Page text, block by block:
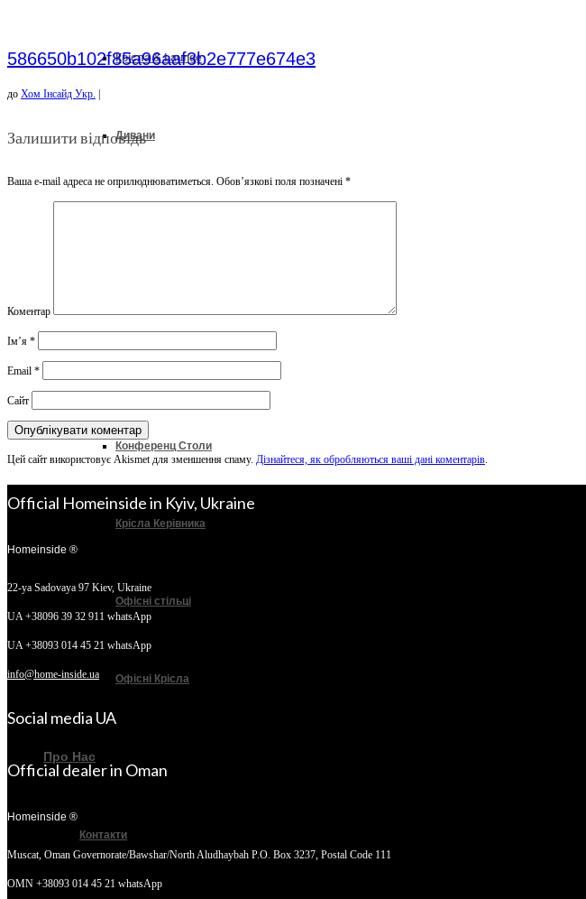
Крісла & Launge
Дивани
Конференц Столи
Крісла Керівника
Офісні стільці
Офісні Крісла
Про Нас
Контакти
586650b102f85a96aaf3b2e777e674e3
до Хом Інсайд Укр.
Залишити відповідь
Ваша e-mail адреса не оприлюднюватиметься. Обов’язкові поля позначені *
Коментар
Ім’я *
Email *
Сайт
Цей сайт використовує Akismet для зменшення спаму. Дізнайтеся, як обробляються ваші дані коментарів.
Official Homeinside in Kyiv, Ukraine
Homeinside ®
22-ya Sadovaya 97 Kiev, Ukraine
UA +38096 39 32 911 whatsApp
UA +38093 014 45 21 whatsApp
info@home-inside.ua
Social media UA
Official dealer in Oman
Homeinside ®
Muscat, Oman Governorate/Bawshar/North Aludhaybah P.O. Box 3237, Postal Code 111
OMN +38093 014 45 21 whatsApp